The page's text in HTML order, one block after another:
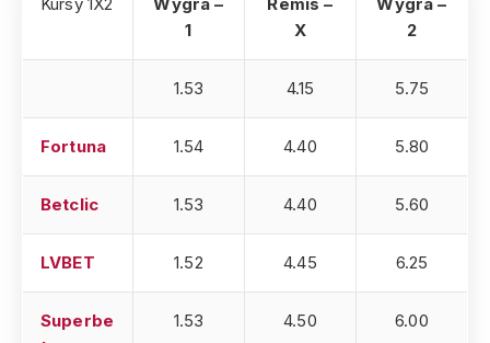
1
X
2
1.53 4.15 5.75
Fortuna 1.54 4.40 5.80
Betclic 1.53 4.40 5.60
LVBET 1.52 4.45 6.25
Superbe
1.53 4.50 6.00